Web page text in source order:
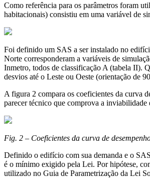
Como referência para os parâmetros foram
habitacionais) consistiu em uma variável de
Foi definido um SAS a ser instalado no
Norte corresponderam a variáveis de
Inmetro, todos de classificação A (tabela II).
desvios até o Leste ou Oeste (orientação de
A figura 2 compara os coeficientes da curva
parecer técnico que comprova a
Fig. 2 – Coeficientes da curva de
Definido o edifício com sua demanda e o
é o mínimo exigido pela Lei. Por hipótese,
utilizado no Guia de Parametrização da Lei